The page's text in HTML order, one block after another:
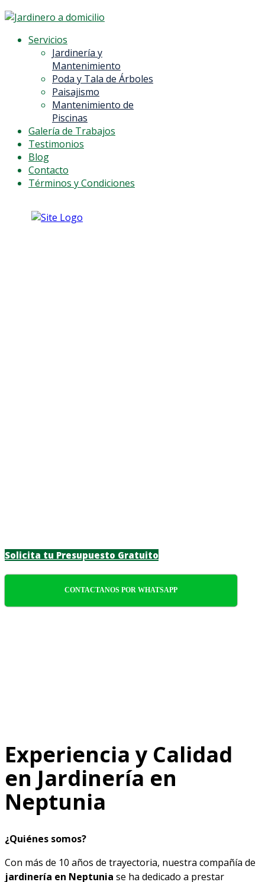
Servicios
Jardinería y
Mantenimiento
Poda y Tala de Árboles
Paisajismo
Mantenimiento de
Piscinas
Galería de Trabajos
Testimonios
Blog
Contacto
Términos y Condiciones
Solicita tu Presupuesto Gratuito
CONTACTANOS POR WHATSAPP
Experiencia y Calidad
en Jardinería en
Neptunia
¿Quiénes somos?
Con más de 10 años de trayectoria, nuestra compañía de
jardinería en Neptunia se ha dedicado a prestar